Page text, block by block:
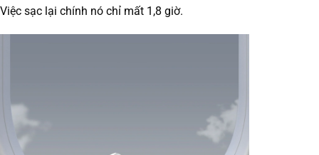
Việc sạc lại chính nó chỉ mất 1,8 giờ.